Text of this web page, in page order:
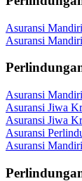
Asuransi
Asuransi
Asuransi
Asuransi Jiwa
Asuransi Jiwa
Asuransi
Asuransi